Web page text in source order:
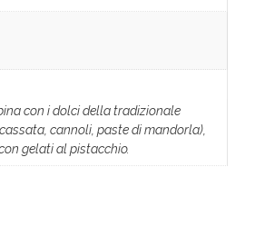
con i dolci della tradizionale
cannoli, paste di mandorla),
gelati al pistacchio.